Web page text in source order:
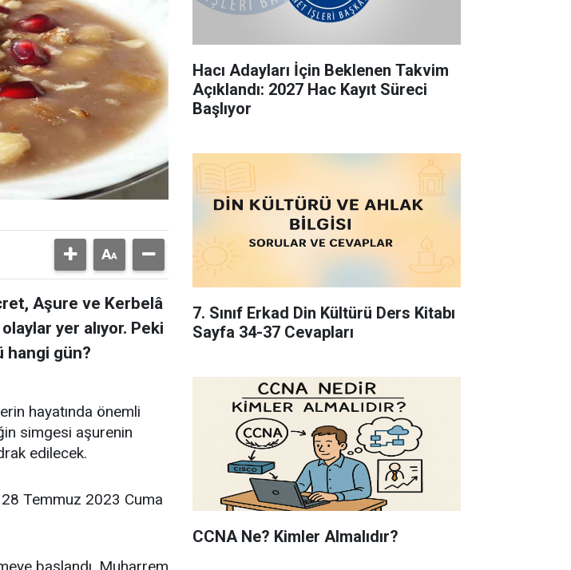
Aşure ve Kerbelâ
yer alıyor. Peki
hangi gün?
hayatında önemli
simgesi aşurenin
edilecek.
Temmuz 2023 Cuma
Hacı Adayları İçin Beklenen Takvim
Açıklandı: 2027 Hac Kayıt Süreci
Başlıyor
7. Sınıf Erkad Din Kültürü Ders Kitabı
Sayfa 34-37 Cevapları
CCNA Ne? Kimler Almalıdır?